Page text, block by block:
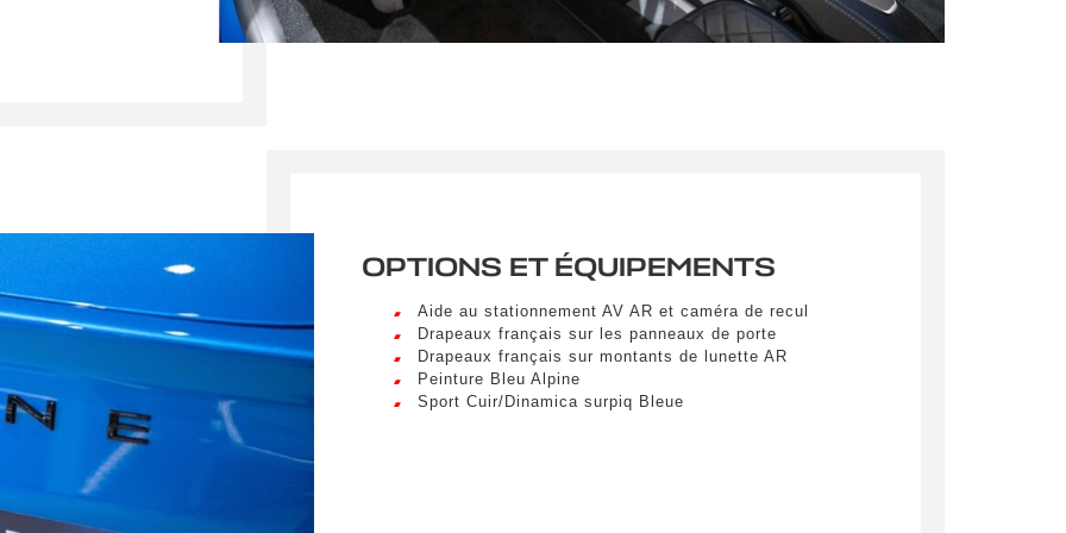
ce formulaire, j'accepte que les informations saisies
à des fins de relation commerciale.
dolor sit amet, consectetur adipiscing elit. Ut a elit sed nisl pulvinar
a vel nibh. Sed aliquam varius feugiat. Suspendisse finibus nec nibh eget
OPTIONS ET ÉQUIPEMENTS
Aide au stationnement AV AR et caméra de recul
Drapeaux français sur les panneaux de porte
Drapeaux français sur montants de lunette AR
Peinture Bleu Alpine
Sport Cuir/Dinamica surpiq Bleue